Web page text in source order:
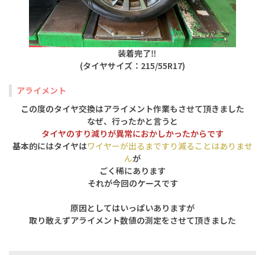
装着完了‼️
(タイヤサイズ：215/55R17)
アライメント
この度のタイヤ交換はアライメント作業もさせて頂きました
なぜ、行ったかと言うと
タイヤのすり減りが異常におかしかったからです
基本的にはタイヤはワイヤーが出るまですり減ることはありませ
んが
ごく稀にあります
それが今回のケースです
原因としてはいっぱいありますが
取り敢えずアライメント数値の測定をさせて頂きました